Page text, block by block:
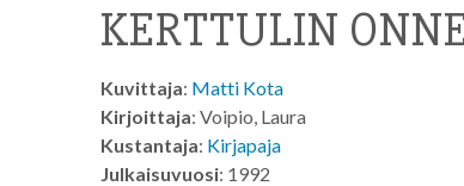
KERTTULIN
Kuvittaja: Matti Kota
Kirjoittaja: Voipio, Laura
Kustantaja: Kirjapaja
Julkaisuvuosi: 1992